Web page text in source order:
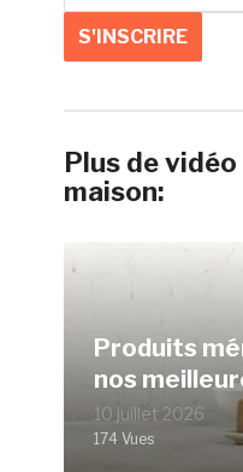
Plus de
maison:
Produits
nos
10 juillet 2026
174 Vues